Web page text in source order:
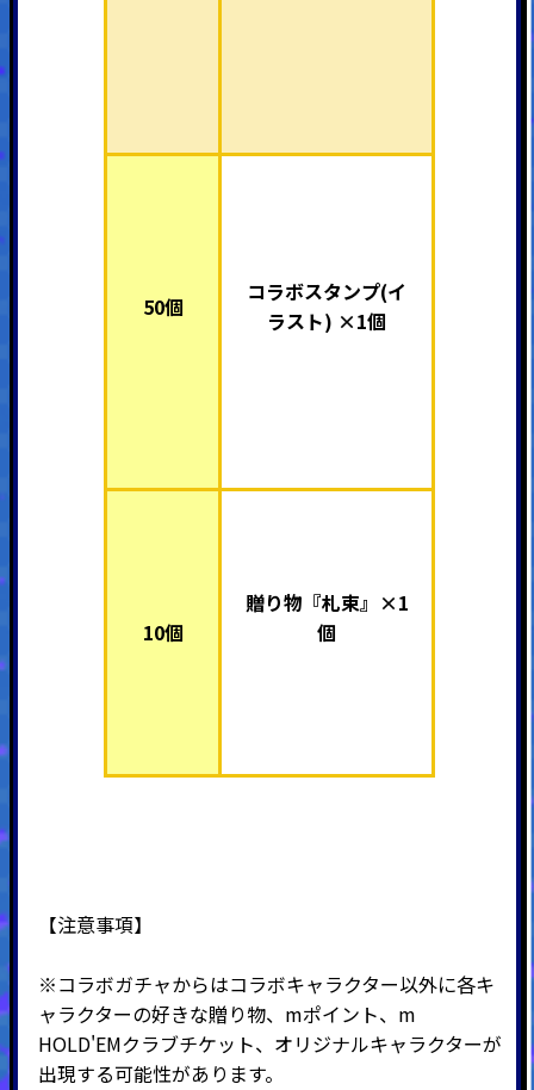
50個
コラボスタンプ(イ
ラスト) ×1個
10個
贈り物 『札束』 ×1
個
【注意事項】
※コラボガチャからはコラボキャラクター以外に各キ
ャラクターの好きな贈り物、mポイント、m
HOLD'EMクラブチケット、オリジナルキャラクターが
出現する可能性があります。